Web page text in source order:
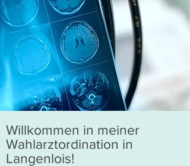
Willkommen in meiner
Wahlarztordination in
Langenlois!